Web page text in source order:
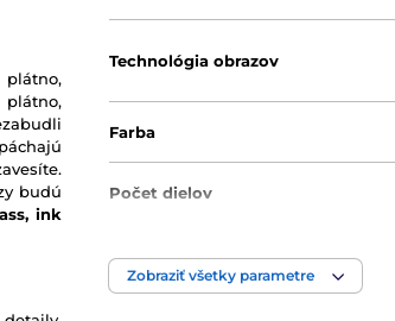
budú
ink
Technológia obrazov
Farba
Počet dielov
Zobraziť všetky parametre